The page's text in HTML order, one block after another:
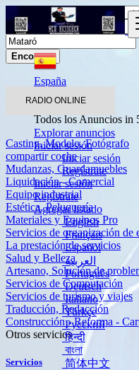
RADIO ONLINE
Explorar anuncios
Iniciar sesión
Iniciar sesión
Regístrate
Iniciar sesión
Regístrate
Agregar listado
English
Français
Español
العربية
Português
Deutsch
Italiano
Türkçe
Русский
हिन्दी
বাংলা
简体中文
Encontrar
España
Otros servicios
Todos los Anuncios in
Casting, Modelo, Fotógrafo
compartir coche
Mudanzas, Guardamuebles
Liquidación - Comercial
Equipo industrial
Estética, Peluquería
Materiales y Equipos Pro
Servicios de organización de
La prestación de servicios
Salud y Belleza
Artesano, Solución de
Servicios de Computación
Servicios de turismo y viajes
Traducción, Redacción
Construcción - Reforma -
Otros servicios
Servicios